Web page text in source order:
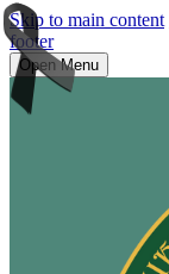
Skip to main content
footer
Open Menu